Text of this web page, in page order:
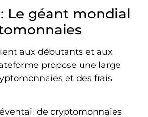
Le géant mondial
aux débutants et aux
propose une large
et des frais
de cryptomonnaies